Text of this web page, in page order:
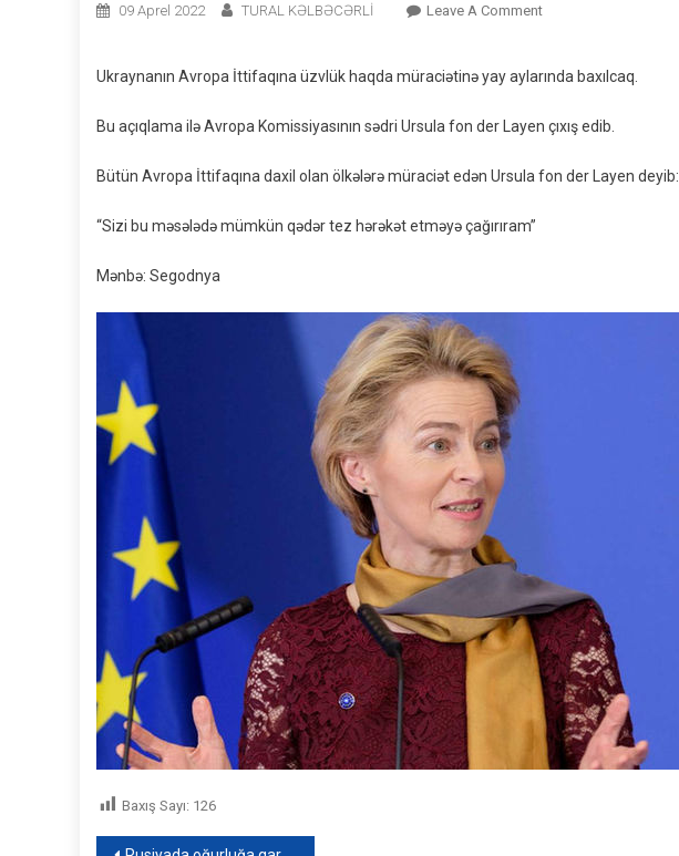
09 Aprel 2022 TURAL KƏLBƏCƏRLİ Leave A CommentOn
Avropa
Üzvü
Ukraynanın Avropa İttifaqına üzvlük haqda müraciətinə yay aylarında baxılcaq.
Bu açıqlama ilə Avropa Komissiyasının sədri Ursula fon der Layen çıxış edib.
Bütün Avropa İttifaqına daxil olan ölkələrə müraciət edən Ursula fon der Layen deyib:
“Sizi bu məsələdə mümkün qədər tez hərəkət etməyə çağırıram”
Mənbə: Segodnya
Baxış Sayı: 126